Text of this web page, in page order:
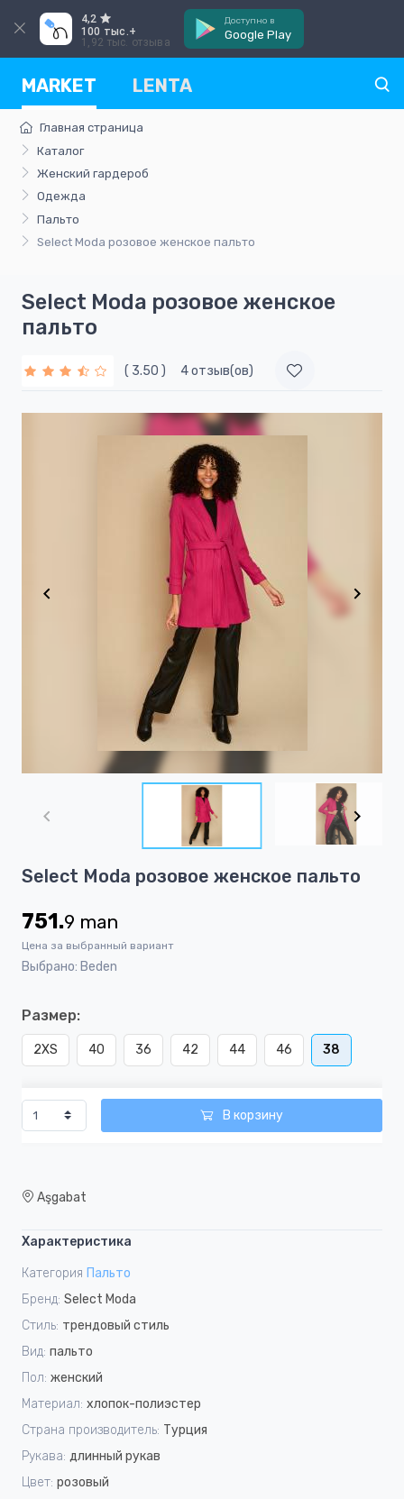
4,2
100 тыс.+
1,92 тыс. отзыва
Доступно в
Google Play
MARKET LENTA
Главная страница
Каталог
Женский гардероб
Одежда
Пальто
Select Moda розовoe женскoe пальто
Select Moda розовoe женскoe
пальто
( 3.50 ) 4 отзыв(ов)
1
8
Select Moda розовoe женскoe пальто
751.9 man
Цена за выбранный вариант
Выбрано: Beden
Размер:
2XS 40 36 42 44 46 38
В корзину
Aşgabat
Характеристика
Категория Пальто
Бренд: Select Moda
Стиль: трендовый стиль
Вид: пальто
Пол: женский
Материал: хлопок-полиэстер
Страна производитель: Турция
Рукава: длинный рукав
Цвет: розовый